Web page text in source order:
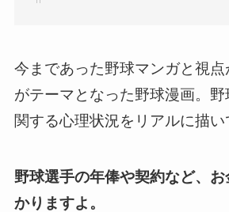
今まであった野球マンガと視
がテーマとなった野球漫画。
関する心理状況をリアルに描い
野球選手の年俸や契約など、
かりますよ。